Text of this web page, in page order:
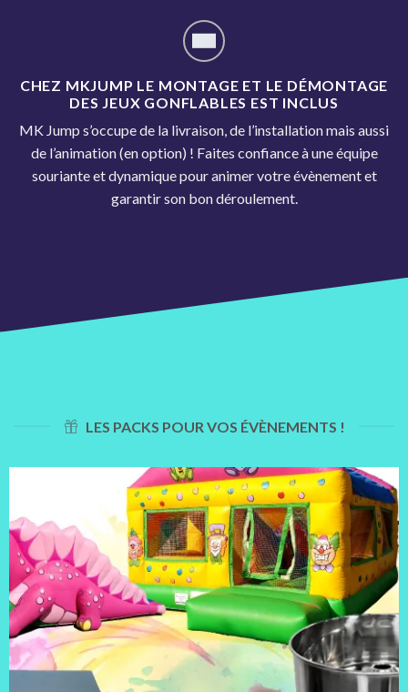
CHEZ MKJUMP LE MONTAGE ET LE DÉMONTAGE
DES JEUX GONFLABLES EST INCLUS
MK Jump s’occupe de la livraison, de l’installation mais aussi
de l’animation (en option) ! Faites confiance à une équipe
souriante et dynamique pour animer votre évènement et
garantir son bon déroulement.
LES PACKS POUR VOS ÉVÈNEMENTS !
JEU
GONFLABLE